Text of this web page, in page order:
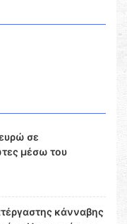
σε
μέσω του
κάνναβης